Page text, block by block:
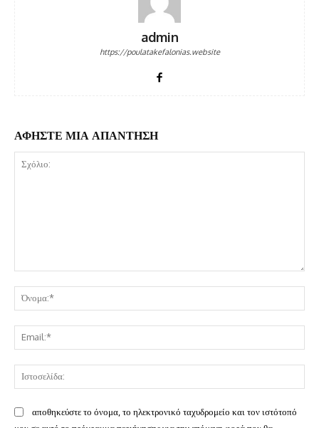
admin
https://poulatakefalonias.website
ΑΦΗΣΤΕ ΜΙΑ ΑΠΑΝΤΗΣΗ
αποθηκεύστε το όνομα, το ηλεκτρονικό ταχυδρομείο και τον ιστότοπό